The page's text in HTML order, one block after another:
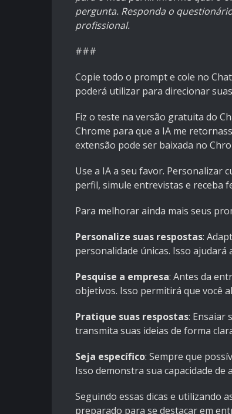
pergunta. Responda o
profissional.
###
Copie todo o prompt e cole no
poderá utilizar para direcionar
Fiz o teste na versão gratuita do
Chrome para que a IA me
extensão pode ser baixada no
Use a IA a seu favor. Personalizar
perfil, simule entrevistas e receba
Para melhorar ainda mais seus
Personalize suas respostas:
personalidade únicas. Isso
Pesquise a empresa: Antes da
objetivos. Isso permitirá que você
Pratique suas respostas: Ensaiar
transmita suas ideias de forma
Seja específico: Sempre que
Isso demonstra sua capacidade
Seguindo essas dicas e utilizando
preparado para se destacar em